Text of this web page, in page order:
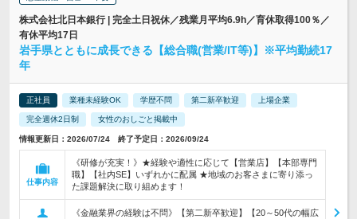
株式会社北日本銀行 | 完全土日祝休／残業月平均6.9h／育休取得100％／
有休平均17日
岩手県とともに成長できる【総合職(営業/IT等)】※平均勤続17
年
正社員 業種未経験OK 学歴不問 第二新卒歓迎 上場企業
完全週休2日制 女性のおしごと掲載中
情報更新日：2026/07/24 終了予定日：2026/09/24
仕事内容
《研修が充実！》★経験や適性に応じて【営業店】【本部専門
職】【社内SE】いずれかに配属 ★地域のお客さまに寄り添っ
た課題解決に取り組めます！
《金融業界の経験は不問》【第二新卒歓迎】【20～50代の幅広